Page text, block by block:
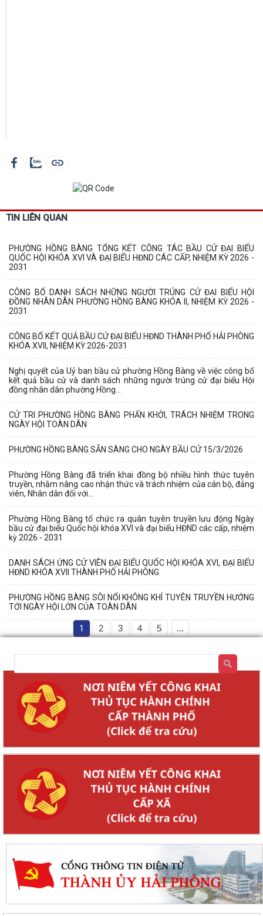
TIN LIÊN QUAN
PHƯỜNG HỒNG BÀNG TỔNG KẾT CÔNG TÁC BẦU CỬ ĐẠI BIỂU
QUỐC HỘI KHÓA XVI VÀ ĐẠI BIỂU HĐND CÁC CẤP, NHIỆM KỲ 2026 -
2031
CÔNG BỐ DANH SÁCH NHỮNG NGƯỜI TRÚNG CỬ ĐẠI BIỂU HỘI
ĐỒNG NHÂN DÂN PHƯỜNG HỒNG BÀNG KHÓA II, NHIỆM KỲ 2026 -
2031
CÔNG BỐ KẾT QUẢ BẦU CỬ ĐẠI BIỂU HĐND THÀNH PHỐ HẢI PHÒNG
KHÓA XVII, NHIỆM KỲ 2026-2031
Nghị quyết của Uỷ ban bầu cử phường Hồng Bàng về việc công bố
kết quả bầu cử và danh sách những người trúng cử đại biểu Hội
đồng nhân dân phường Hồng...
CỬ TRI PHƯỜNG HỒNG BÀNG PHẤN KHỞI, TRÁCH NHIỆM TRONG
NGÀY HỘI TOÀN DÂN
PHƯỜNG HỒNG BÀNG SẴN SÀNG CHO NGÀY BẦU CỬ 15/3/2026
Phường Hồng Bàng đã triển khai đồng bộ nhiều hình thức tuyên
truyền, nhằm nâng cao nhận thức và trách nhiệm của cán bộ, đảng
viên, Nhân dân đối với...
Phường Hồng Bàng tổ chức ra quân tuyên truyền lưu động Ngày
bầu cử đại biểu Quốc hội khóa XVI và đại biểu HĐND các cấp, nhiệm
kỳ 2026 - 2031
DANH SÁCH ỨNG CỬ VIÊN ĐẠI BIỂU QUỐC HỘI KHÓA XVI, ĐẠI BIỂU
HĐND KHÓA XVII THÀNH PHỐ HẢI PHÒNG
PHƯỜNG HỒNG BÀNG SÔI NỔI KHÔNG KHÍ TUYÊN TRUYỀN HƯỚNG
TỚI NGÀY HỘI LỚN CỦA TOÀN DÂN
1 2 3 4 5 ...